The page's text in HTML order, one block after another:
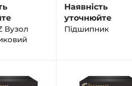
Вузол
Наявність
уточнюйте
Підшипник